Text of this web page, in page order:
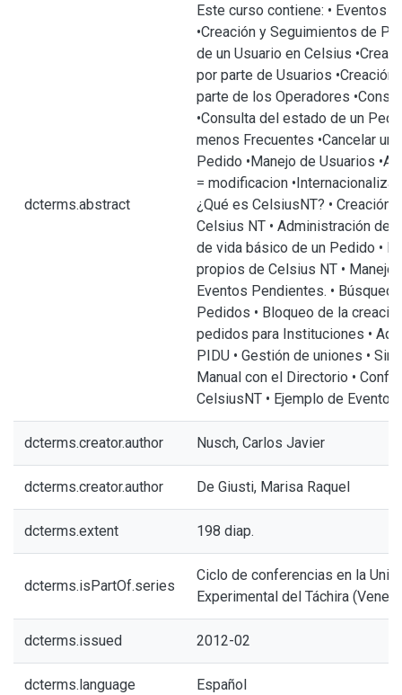
dcterms.abstract
Este curso contiene: • Eventos
•Creación y Seguimientos de
de un Usuario en Celsius
por parte de Usuarios
parte de los Operadores
•Consulta del estado de un
menos Frecuentes •Cancelar un
Pedido •Manejo de Usuarios
= modificacion
¿Qué es CelsiusNT? • Creación
Celsius NT • Administración de
de vida básico de un Pedido •
propios de Celsius NT • Manejo
Eventos Pendientes. •
Pedidos • Bloqueo de la
pedidos para Instituciones •
PIDU • Gestión de uniones •
Manual con el Directorio •
CelsiusNT • Ejemplo de Evento
dcterms.creator.author Nusch, Carlos Javier
dcterms.creator.author De Giusti, Marisa Raquel
dcterms.extent 198 diap.
dcterms.isPartOf.series
Ciclo de conferencias en la
Experimental del Táchira
dcterms.issued 2012-02
dcterms.language Español